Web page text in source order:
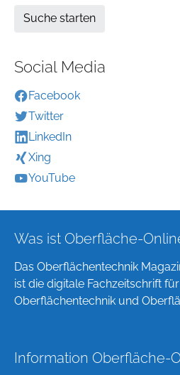
Social Media
Facebook
Twitter
LinkedIn
Xing
YouTube
Was ist Oberfläche-
Das Oberflächentechnik
ist die digitale Fachzeitschrift
Oberflächentechnik und
Information Oberfläche-